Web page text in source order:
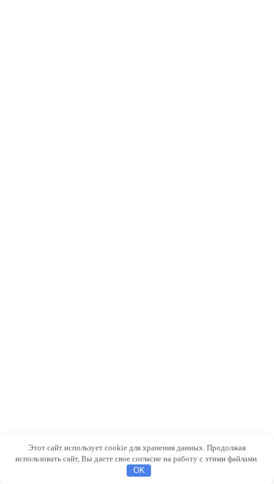
Этот сайт использует cookie для хранения данных. Продолжая
использовать сайт, Вы даете свое согласие на работу с этими файлами.
OK